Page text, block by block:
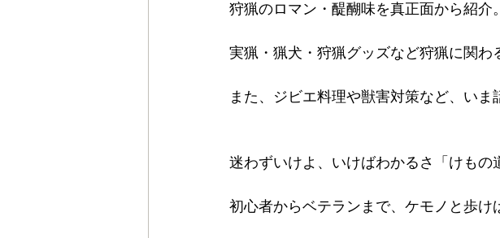
狩猟のロマン・醍醐味を真正面から紹介。
実猟・猟犬・狩猟グッズなど狩猟に関
また、ジビエ料理や獣害対策など、いま
迷わずいけよ、いけばわかるさ「けもの
初心者からベテランまで、ケモノと歩け